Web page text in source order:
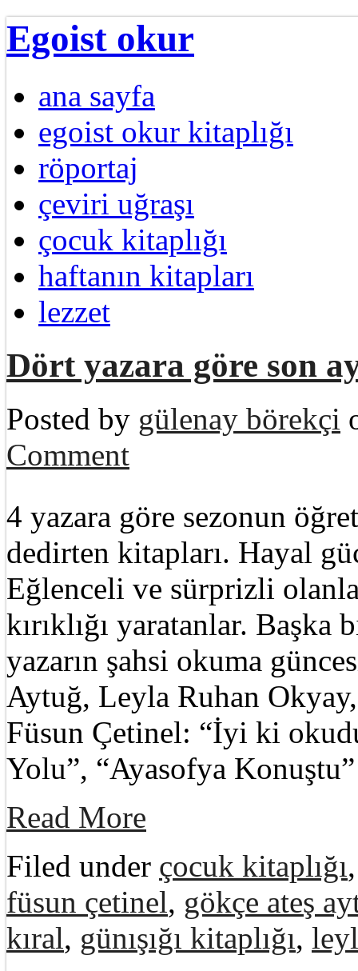
Egoist okur
ana sayfa
egoist okur kitaplığı
röportaj
çeviri uğraşı
çocuk kitaplığı
haftanın kitapları
lezzet
Dört yazara göre son
Posted by gülenay börekçi
Comment
4 yazara göre sezonun
dedirten kitapları. Hayal
Eğlenceli ve sürprizli
kırıklığı yaratanlar.
yazarın şahsi okuma
Aytuğ, Leyla Ruhan
Füsun Çetinel: “İyi ki
Yolu”, “Ayasofya
Read More
Filed under çocuk kitaplığı
füsun çetinel, gökçe ateş
kıral, günışığı kitaplığı,